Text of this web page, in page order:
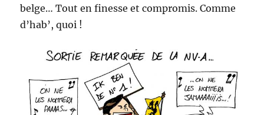
belge… Tout en finesse et compromis. Comme
d’hab’, quoi !